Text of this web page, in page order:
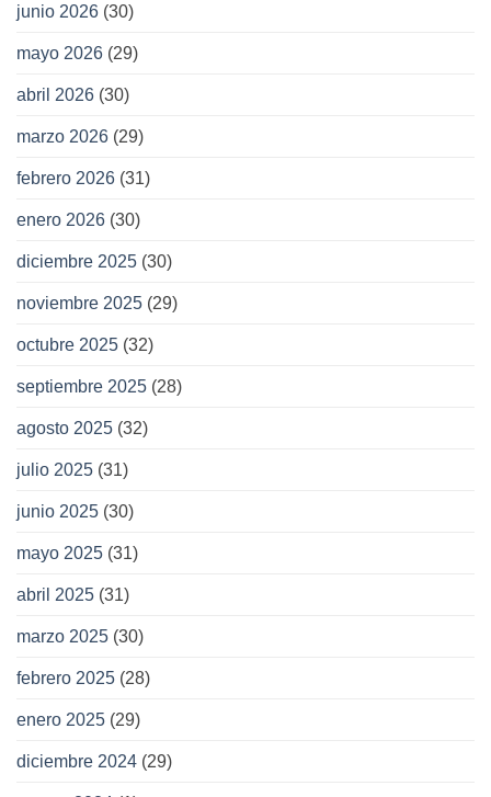
junio 2026 (30)
mayo 2026 (29)
abril 2026 (30)
marzo 2026 (29)
febrero 2026 (31)
enero 2026 (30)
diciembre 2025 (30)
noviembre 2025 (29)
octubre 2025 (32)
septiembre 2025 (28)
agosto 2025 (32)
julio 2025 (31)
junio 2025 (30)
mayo 2025 (31)
abril 2025 (31)
marzo 2025 (30)
febrero 2025 (28)
enero 2025 (29)
diciembre 2024 (29)